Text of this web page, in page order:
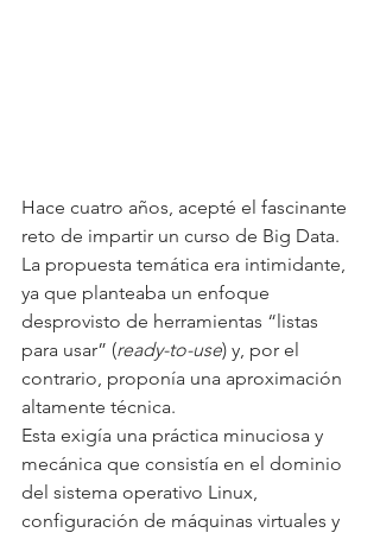
Hace cuatro años, acepté el fascinante
reto de impartir un curso de Big Data.
La propuesta temática era intimidante,
ya que planteaba un enfoque
desprovisto de herramientas “listas
para usar” (ready-to-use) y, por el
contrario, proponía una aproximación
altamente técnica.
Esta exigía una práctica minuciosa y
mecánica que consistía en el dominio
del sistema operativo Linux,
configuración de máquinas virtuales y